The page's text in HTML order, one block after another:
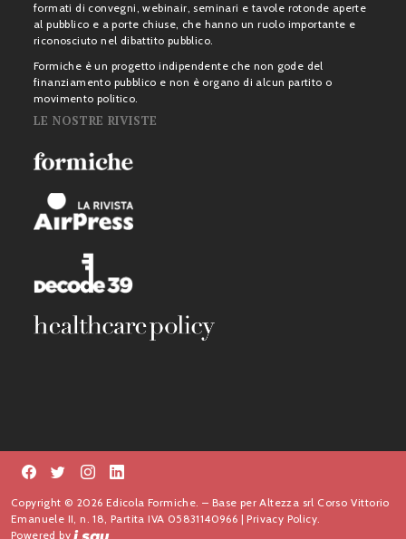
formati di convegni, webinair, seminari e tavole rotonde aperte
al pubblico e a porte chiuse, che hanno un ruolo importante e
riconosciuto nel dibattito pubblico.
Formiche è un progetto indipendente che non gode del
finanziamento pubblico e non è organo di alcun partito o
movimento politico.
LE NOSTRE RIVISTE
Copyright © 2026 Edicola Formiche. – Base per Altezza srl Corso Vittorio
Emanuele II, n. 18, Partita IVA 05831140966 |Privacy Policy.
Powered by